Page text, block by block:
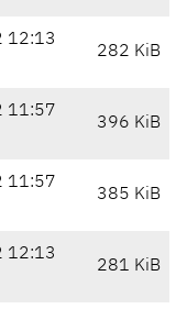
12:13
282 KiB
11:57
396 KiB
11:57
385 KiB
12:13
281 KiB